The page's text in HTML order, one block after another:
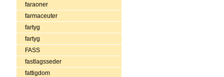
faraoner
farmaceuter
fartyg
fartyg
FASS
fastlagsseder
fattigdom